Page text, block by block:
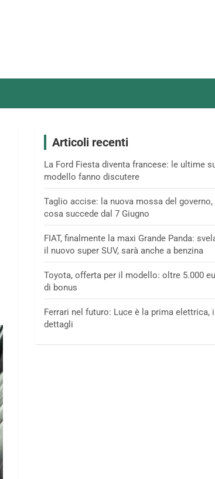
Articoli recenti
La Ford Fiesta diventa francese: le ultime
modello fanno discutere
Taglio accise: la nuova mossa del governo,
cosa succede dal 7 Giugno
FIAT, finalmente la maxi Grande Panda:
il nuovo super SUV, sarà anche a benzina
Toyota, offerta per il modello: oltre 5.000
di bonus
Ferrari nel futuro: Luce è la prima elettrica, i
dettagli